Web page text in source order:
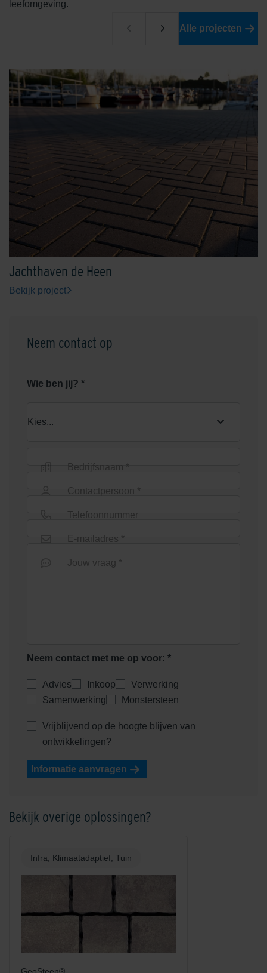
leefomgeving.
Alle projecten
Jachthaven de Heen
Bekijk project
Neem contact op
Wie ben jij? *
Bedrijfsnaam *
Contactpersoon *
Telefoonnummer
E-mailadres *
Jouw vraag *
Neem contact met me op voor: *
Advies Inkoop
Verwerking
Samenwerking
Monstersteen
Vrijblijvend op de hoogte blijven van
ontwikkelingen?
Informatie aanvragen
Bekijk overige oplossingen?
Infra, Klimaatadaptief, Tuin